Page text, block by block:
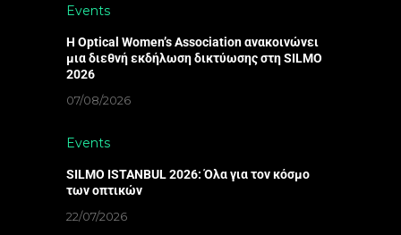
Events
Η Optical Women’s Association ανακοινώνει
μια διεθνή εκδήλωση δικτύωσης στη SILMO
2026
07/08/2026
Events
SILMO ISTANBUL 2026: Όλα για τον κόσμο
των οπτικών
22/07/2026